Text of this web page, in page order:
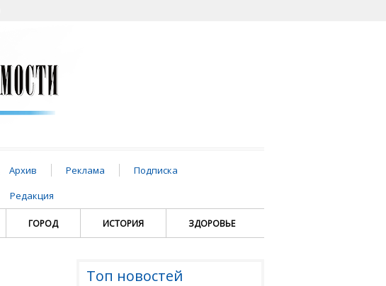
Архив Реклама
Подписка
Редакция
ГОРОД ИСТОРИЯ ЗДОРОВЬЕ
Топ новостей